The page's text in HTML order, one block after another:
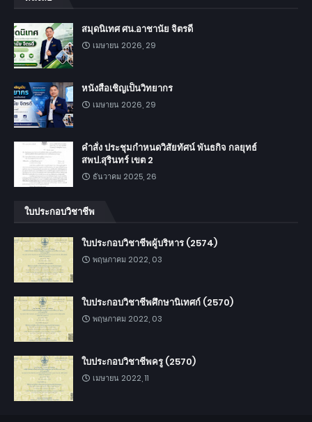
สมุดนิเทศ ศน.อาชานัย จิตรดี
เมษายน 2026, 29
หนังสือเชิญเป็นวิทยากร
เมษายน 2026, 29
คำสั่ง ประชุมกำหนดวิสัยทัศน์ พันธกิจ กลยุทธ์
สพป.สุรินทร์ เขต 2
ธันวาคม 2025, 26
ใบประกอบวิชาชีพ
ใบประกอบวิชาชีพผู้บริหาร (2574)
พฤษภาคม 2022, 03
ใบประกอบวิชาชีพศึกษานิเทศก์ (2570)
พฤษภาคม 2022, 03
ใบประกอบวิชาชีพครู (2570)
เมษายน 2022, 11